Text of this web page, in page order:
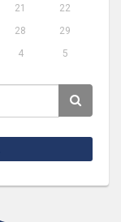
21
22
28
29
4 5